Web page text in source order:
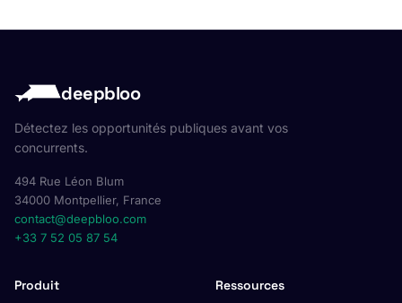
deepbloo
Détectez les opportunités publiques avant vos
concurrents.
494 Rue Léon Blum
34000 Montpellier, France
contact@deepbloo.com
+33 7 52 05 87 54
Produit Ressources